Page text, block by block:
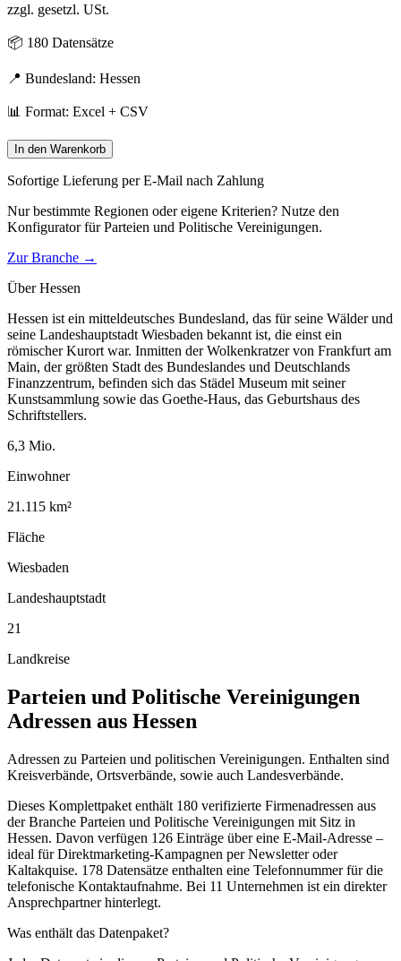
zzgl. gesetzl. USt.
📦 180 Datensätze
📍 Bundesland: Hessen
📊 Format: Excel + CSV
In den Warenkorb
Sofortige Lieferung per E-Mail nach Zahlung
Nur bestimmte Regionen oder eigene Kriterien? Nutze den
Konfigurator fürParteien und Politische Vereinigungen.
Zur Branche →
ÜberHessen
Hessen ist ein mitteldeutsches Bundesland, das für seine Wälder und
seine Landeshauptstadt Wiesbaden bekannt ist, die einst ein
römischer Kurort war. Inmitten der Wolkenkratzer von Frankfurt am
Main, der größten Stadt des Bundeslandes und Deutschlands
Finanzzentrum, befinden sich das Städel Museum mit seiner
Kunstsammlung sowie das Goethe-Haus, das Geburtshaus des
Schriftstellers.
6,3 Mio.
Einwohner
21.115 km²
Fläche
Wiesbaden
Landeshauptstadt
21
Landkreise
Parteien und Politische Vereinigungen
Adressen aus Hessen
Adressen zu Parteien und politischen Vereinigungen. Enthalten sind
Kreisverbände, Ortsverbände, sowie auch Landesverbände.
Dieses Komplettpaket enthält 180 verifizierte Firmenadressen aus
der Branche Parteien und Politische Vereinigungen mit Sitz in
Hessen. Davon verfügen 126 Einträge über eine E-Mail-Adresse –
ideal für Direktmarketing-Kampagnen per Newsletter oder
Kaltakquise. 178 Datensätze enthalten eine Telefonnummer für die
telefonische Kontaktaufnahme. Bei 11 Unternehmen ist ein direkter
Ansprechpartner hinterlegt.
Was enthält das Datenpaket?